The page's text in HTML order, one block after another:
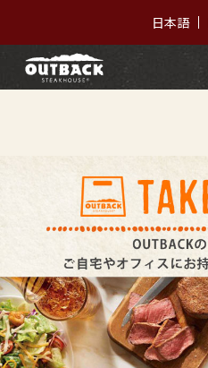
日本語